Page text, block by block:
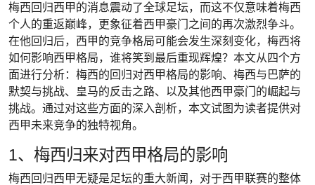
梅西回归西甲的消息震动了全球足坛，而这不仅意味着梅西
个人的重返巅峰，更象征着西甲豪门之间的再次激烈争斗。
在他回归后，西甲的竞争格局可能会发生深刻变化，梅西将
如何影响西甲格局，谁将笑到最后重现辉煌？本文从四个方
面进行分析：梅西的回归对西甲格局的影响、梅西与巴萨的
默契与挑战、皇马的反击之路、以及其他西甲豪门的崛起与
挑战。通过对这些方面的深入剖析，本文试图为读者提供对
西甲未来竞争的独特视角。
1、梅西归来对西甲格局的影响
梅西回归西甲无疑是足坛的重大新闻，对于西甲联赛的整体